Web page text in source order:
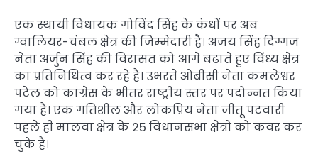
एक स्थायी विधायक गोविंद सिंह के कंधों पर अब
ग्वालियर-चंबल क्षेत्र की जिम्मेदारी है। अजय सिंह दिग्गज
नेता अर्जुन सिंह की विरासत को आगे बढ़ाते हुए विंध्य क्षेत्र
का प्रतिनिधित्व कर रहे हैं। उभरते ओबीसी नेता कमलेश्वर
पटेल को कांग्रेस के भीतर राष्ट्रीय स्तर पर पदोन्नत किया
गया है। एक गतिशील और लोकप्रिय नेता जीतू पटवारी
पहले ही मालवा क्षेत्र के 25 विधानसभा क्षेत्रों को कवर कर
चुके हैं।